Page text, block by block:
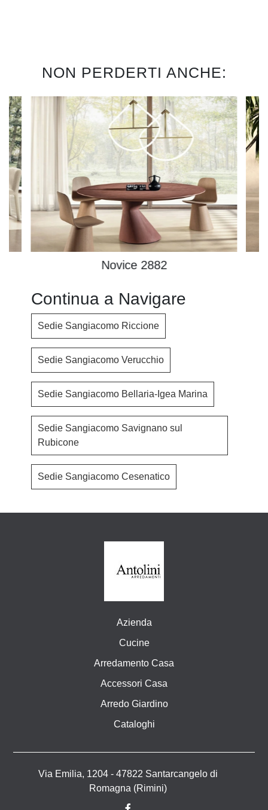
NON PERDERTI ANCHE:
Novice 2882
Continua a Navigare
Sedie Sangiacomo Riccione
Sedie Sangiacomo Verucchio
Sedie Sangiacomo Bellaria-Igea Marina
Sedie Sangiacomo Savignano sul
Rubicone
Sedie Sangiacomo Cesenatico
Azienda
Cucine
Arredamento Casa
Accessori Casa
Arredo Giardino
Cataloghi
Via Emilia, 1204 - 47822 Santarcangelo di
Romagna (Rimini)